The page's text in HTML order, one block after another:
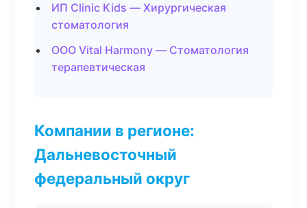
ИП Clinic Kids — Хирургическая
стоматология
ООО Vital Harmony — Стоматология
терапевтическая
Компании в регионе:
Дальневосточный
федеральный округ